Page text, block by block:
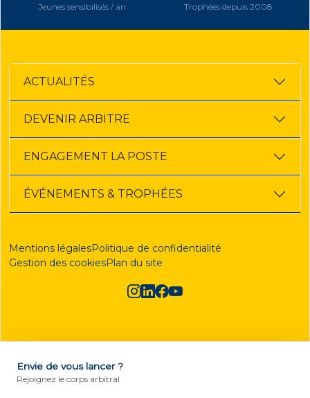
Jeunes sensibilisés / an Trophées depuis 2008
ACTUALITÉS
DEVENIR ARBITRE
ENGAGEMENT LA POSTE
ÉVÉNEMENTS & TROPHÉES
Mentions légalesPolitique de confidentialité
Gestion des cookiesPlan du site
Envie de vous lancer ?
Rejoignez le corps arbitral